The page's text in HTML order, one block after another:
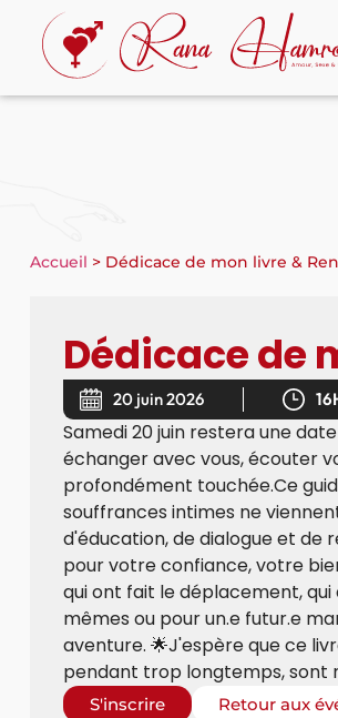
Accueil > Dédicace de mon livre &
Dédicace de
20 juin 2026
Samedi 20 juin restera une
échanger avec vous, écouter
profondément touchée.Ce
souffrances intimes ne
d'éducation, de dialogue et de
pour votre confiance, votre
qui ont fait le déplacement,
mêmes ou pour un.e futur.e
aventure. 🌟J'espère que ce
pendant trop longtemps, sont
S'inscrire Retour aux